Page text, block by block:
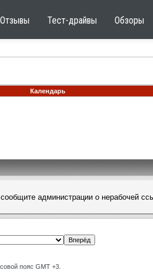
Отзывы Тест-драйвы Обзоры
Календарь
администрации о нерабочей
пояс GMT +3.